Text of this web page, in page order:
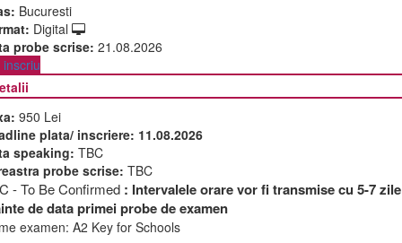
Bucuresti
Digital
probe scrise: 21.08.2026
950 Lei
plata/ inscriere: 11.08.2026
speaking: TBC
probe scrise: TBC
- To Be Confirmed : Intervalele orare vor fi transmise cu 5-7 zile
de data primei probe de examen
examen: A2 Key for Schools